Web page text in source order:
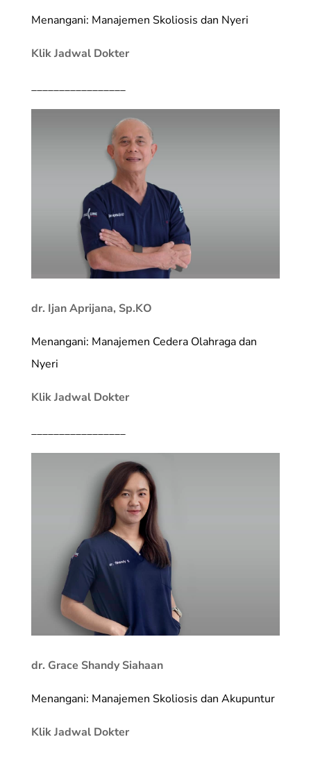
Menangani: Manajemen Skoliosis dan Nyeri
Klik Jadwal Dokter
_________________
dr. Ijan Aprijana, Sp.KO
Menangani: Manajemen Cedera Olahraga dan
Nyeri
Klik Jadwal Dokter
_________________
dr. Grace Shandy Siahaan
Menangani: Manajemen Skoliosis dan Akupuntur
Klik Jadwal Dokter